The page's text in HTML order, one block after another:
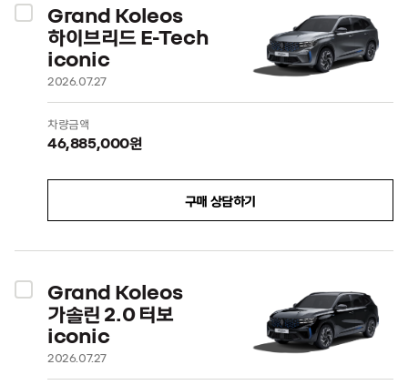
Grand Koleos
하이브리드 E-Tech
iconic
2026.07.27
차량금액
46,885,000원
구매 상담하기
Grand Koleos
가솔린 2.0 터보
iconic
2026.07.27